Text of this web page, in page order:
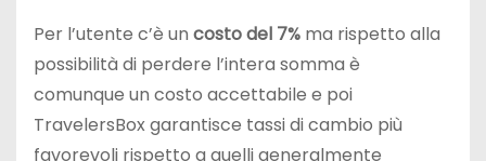
Per l’utente c’è un costo del 7% ma rispetto alla
possibilità di perdere l’intera somma è
comunque un costo accettabile e poi
TravelersBox garantisce tassi di cambio più
favorevoli rispetto a quelli generalmente